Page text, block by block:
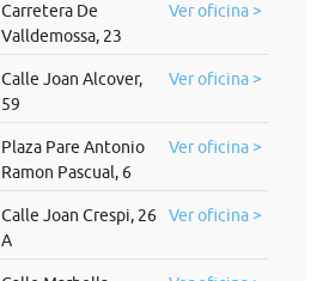
Carretera De
Valldemossa, 23
Ver oficina >
Calle Joan Alcover,
59
Ver oficina >
Plaza Pare Antonio
Ramon Pascual, 6
Ver oficina >
Calle Joan Crespi, 26
A
Ver oficina >